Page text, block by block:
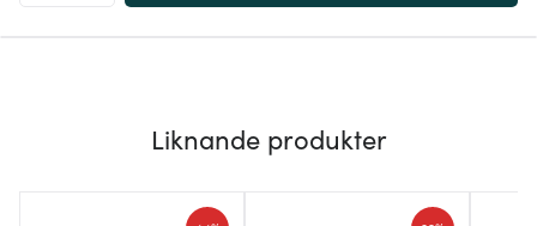
Liknande produkter